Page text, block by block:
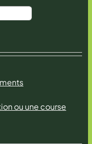
ou une course